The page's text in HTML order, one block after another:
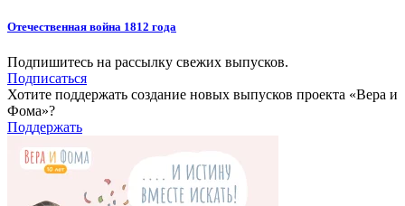
Отечественная война 1812 года
Подпишитесь на рассылку свежих выпусков.
Подписаться
Хотите поддержать создание новых выпусков проекта «Вера и
Фома»?
Поддержать